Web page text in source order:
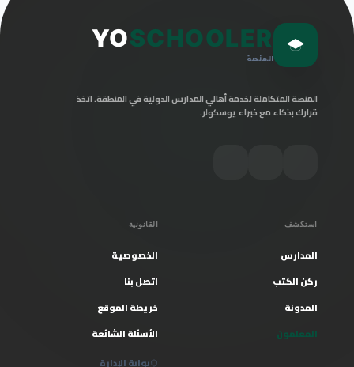
YOSCHOOLER
المنصة
المنصة المتكاملة لخدمة أهالي المدارس الدولية في المنطقة. اتخذ
قرارك بذكاء مع خبراء يوسكولر.
استكشف
المدارس
ركن الكتب
المدونة
المعلمون
القانونية
الخصوصية
اتصل بنا
خريطة الموقع
الأسئلة الشائعة
بوابة الإدارة